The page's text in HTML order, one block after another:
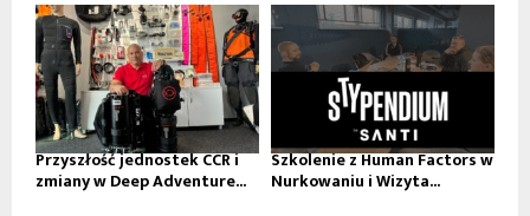
Przyszłość jednostek CCR i
zmiany w Deep Adventure...
Szkolenie z Human Factors w
Nurkowaniu i Wizyta...